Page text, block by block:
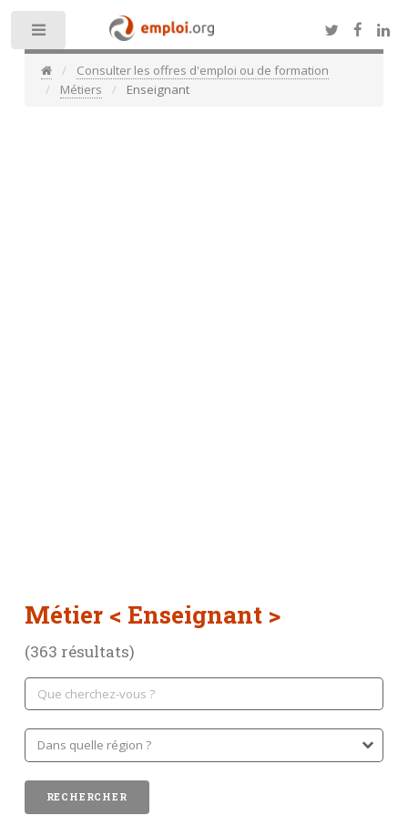
Consulter les offres d'emploi ou de formation
Métiers
Enseignant
Métier < Enseignant >
(363 résultats)
Toggle